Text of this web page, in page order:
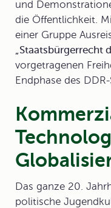
und
die Öffentlichkeit.
einer Gruppe
„Staatsbürgerrecht
vorgetragenen
Endphase des
Das ganze 20.
politische